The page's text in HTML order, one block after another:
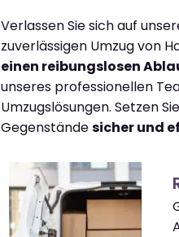
Verlassen Sie sich auf
zuverlässigen Umzug von
einen reibungslosen
unseres professionellen
Umzugslösungen. Setzen
Gegenständesicher und